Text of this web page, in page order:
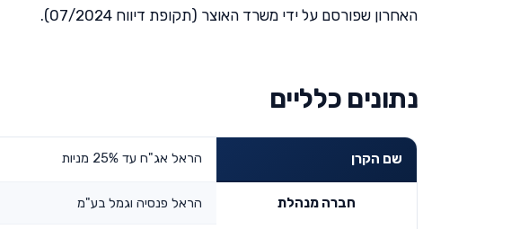
האחרון שפורסם על ידי משרד האוצר (תקופת דיווח 07/2024).
נתונים כלליים
שם הקרן הראל אג"ח עד 25% מניות
חברה מנהלת הראל פנסיה וגמל בע"מ